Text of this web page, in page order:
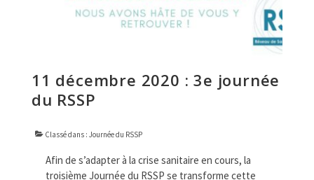
11 décembre 2020 : 3e journée
du RSSP
Classé dans : Journée du RSSP
Afin de s’adapter à la crise sanitaire en cours, la
troisième Journée du RSSP se transforme cette